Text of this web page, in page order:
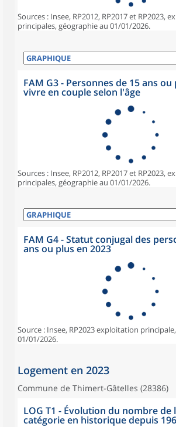
Sources : Insee, RP2012, RP2017 et RP2023,
principales, géographie au 01/01/2026.
FAM G3 - Personnes de 15 ans
vivre en couple selon l'âge
Sources : Insee, RP2012, RP2017 et RP2023,
principales, géographie au 01/01/2026.
FAM G4 - Statut conjugal des
ans ou plus en 2023
Source : Insee, RP2023 exploitation
01/01/2026.
Logement en 2023
Commune de Thimert-Gâtelles (28386)
LOG T1 - Évolution du nombre
catégorie en historique depuis